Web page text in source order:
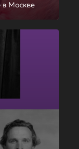
в Москве